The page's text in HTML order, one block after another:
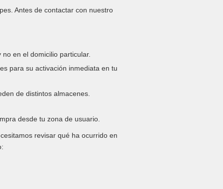
Antes de contactar con nuestro
en el domicilio particular.
para su activación inmediata en tu
de distintos almacenes.
desde tu zona de usuario.
revisar qué ha ocurrido en